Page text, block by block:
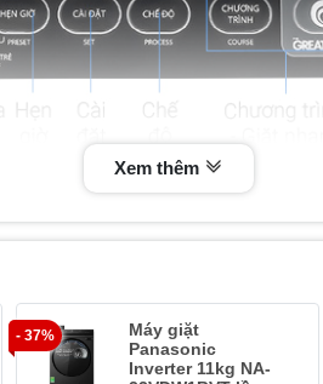
Xem thêm
- 37%
Máy giặt
Panasonic
Inverter 11kg NA-